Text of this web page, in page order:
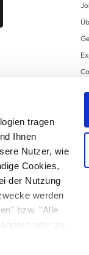
tragen
Ihnen
Nutzer, wie
Cookies,
der Nutzung
werden
bzw. "Alle
oder zu